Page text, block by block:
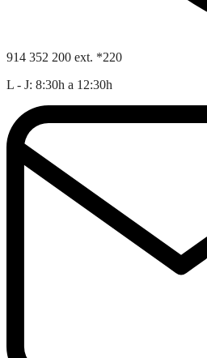
914 352 200 ext. *220
L - J: 8:30h a 12:30h